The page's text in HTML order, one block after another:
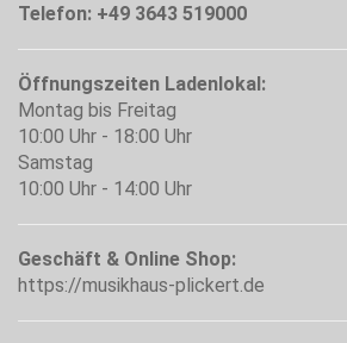
Telefon: +49 3643 519000
Öffnungszeiten Ladenlokal:
Montag bis Freitag
10:00 Uhr - 18:00 Uhr
Samstag
10:00 Uhr - 14:00 Uhr
Geschäft & Online Shop:
https://musikhaus-plickert.de